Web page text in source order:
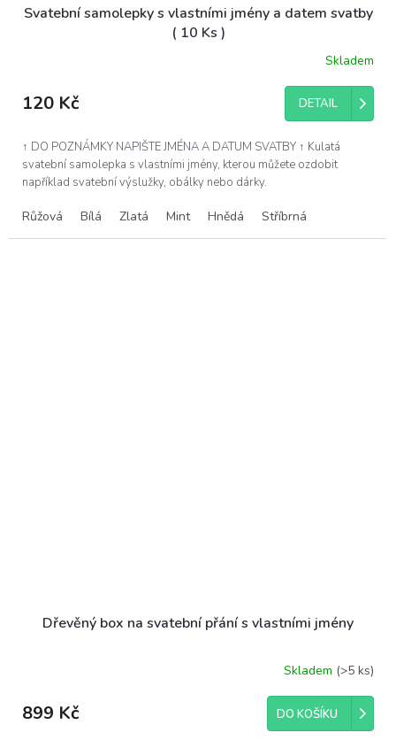
Svatební samolepky s vlastními jmény a datem svatby
( 10 Ks )
Skladem
120 Kč DETAIL
↑ DO POZNÁMKY NAPIŠTE JMÉNA A DATUM SVATBY ↑ Kulatá
svatební samolepka s vlastními jmény, kterou můžete ozdobit
například svatební výslužky, obálky nebo dárky.
Růžová Bílá Zlatá Mint Hnědá Stříbrná
Dřevěný box na svatební přání s vlastními jmény
Skladem (>5 ks)
899 Kč DO KOŠÍKU